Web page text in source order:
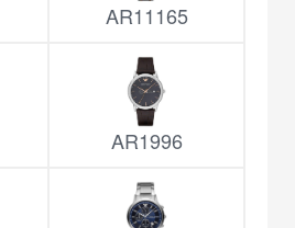
AR11165
AR1996